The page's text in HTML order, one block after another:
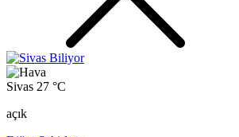
Sivas 27 °C
açık